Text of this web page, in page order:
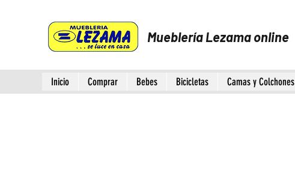
Mueblería Lezama online
Inicio Comprar Bebes Bicicletas Camas y Colchones